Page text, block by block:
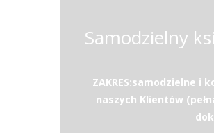
ZAKRES:samodzielne i
naszych Klientów